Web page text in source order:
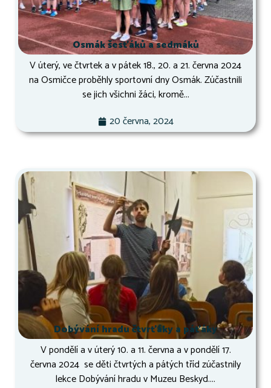
Osmák šesťáků a sedmáků
V úterý, ve čtvrtek a v pátek 18., 20. a 21. června 2024
na Osmičce proběhly sportovní dny Osmák. Zúčastnili
se jich všichni žáci, kromě...
20 června, 2024
Dobývání hradu čtvrťáky a páťáky
V pondělí a v úterý 10. a 11. června a v pondělí 17.
června 2024 se děti čtvrtých a pátých tříd zúčastnily
lekce Dobývání hradu v Muzeu Beskyd....